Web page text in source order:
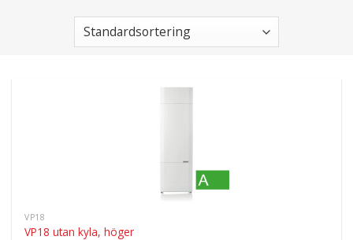
VP18
VP18 utan kyla, höger